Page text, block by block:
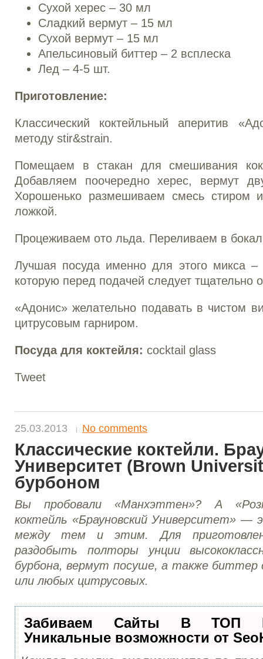
Сухой херес – 30 мл
Сладкий вермут – 15 мл
Сухой вермут – 15 мл
Апельсиновый биттер – 2 всплеска
Лед – 4-5 шт.
Приготовление:
Классический коктейльный аперитив
методу stir&strain.
Помещаем в стакан для смешивания
Добавляем поочередно херес, вермут
Хорошенько размешиваем смесь стиром
ложкой.
Процеживаем ото льда. Переливаем в
Лучшая посуда именно для этого микса –
которую перед подачей следует тщательно
«Адонис» желательно подавать в чистом
цитрусовым гарниром.
Посуда для коктейля: cocktail glass
Tweet
25.03.2013 No comments
Классические коктейли.
Университет (Brown
бурбоном
Вы пробовали «Манхэттен»? А
коктейль «Брауновский Университет» —
между тем и этим. Для
раздобыть полторы унции
бурбона, вермут посуше, а также биттер
или любых цитрусовых.
Забиваем Сайты В ТОП
Уникальные возможности от